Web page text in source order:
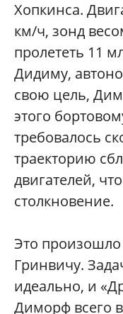
Хопкинса.
км/ч, зонд
пролететь 11
Дидиму,
свою цель,
этого
требовалось
траекторию
двигателей,
столкновение.
Это произошло
Гринвичу.
идеально, и
Диморф всего